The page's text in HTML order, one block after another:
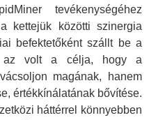
tevékenységéhez
kettejük közötti szinergia
befektetőként szállt be a
az volt a célja, hogy a
magának, hanem
értékkínálatának bővítése.
háttérrel könnyebben